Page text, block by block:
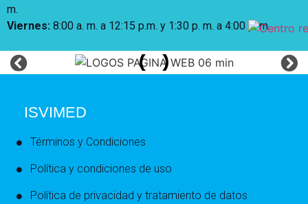
m.
Viernes: 8:00 a. m. a 12:15 p.m. y 1:30 p. m. a 4:00 p. m
ISVIMED
Términos y Condiciones
Política y condiciones de uso
Política de privacidad y tratamiento de datos